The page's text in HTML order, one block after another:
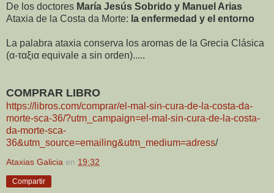
De los doctores María Jesús Sobrido y Manuel Arias
Ataxia de la Costa da Morte: la enfermedad y el entorno
La palabra ataxia conserva los aromas de la Grecia Clásica
(α-ταξια equivale a sin orden).....
COMPRAR LIBRO
https://libros.com/comprar/el-mal-sin-cura-de-la-costa-da-
morte-sca-36/?utm_campaign=el-mal-sin-cura-de-la-costa-
da-morte-sca-
36&utm_source=emailing&utm_medium=adress/
Ataxias Galicia en 19:32
Compartir